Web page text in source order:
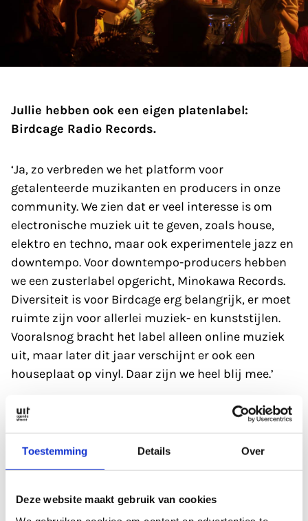
Toestemming Details Over
Deze website maakt gebruik van cookies
Jullie hebben ook een eigen platenlabel:
Birdcage Radio Records.
‘Ja, zo verbreden we het platform voor
getalenteerde muzikanten en producers in onze
community. We zien dat er veel interesse is om
electronische muziek uit te geven, zoals house,
elektro en techno, maar ook experimentele jazz en
downtempo. Voor downtempo-producers hebben
we een zusterlabel opgericht, Minokawa Records.
Diversiteit is voor Birdcage erg belangrijk, er moet
ruimte zijn voor allerlei muziek- en kunststijlen.
Vooralsnog bracht het label alleen online muziek
uit, maar later dit jaar verschijnt er ook een
houseplaat op vinyl. Daar zijn we heel blij mee.’
Decoraties maken we
vaak van afgedankte